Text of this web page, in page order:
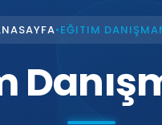
•EĞITIM